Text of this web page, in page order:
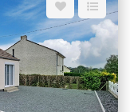
(soumis à
annuelles
1090€ et 1540 €
le site Géorisques :